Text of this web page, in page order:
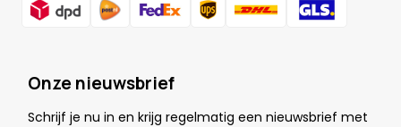
Onze nieuwsbrief
Schrijf je nu in en krijg regelmatig een nieuwsbrief met